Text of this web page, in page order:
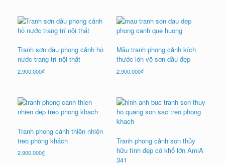
Tranh sơn dầu phong cảnh hồ
nước trang trí nội thất
2.900.000₫
Mẫu tranh phong cảnh kích
thước lớn vẽ sơn dầu đẹp
2.900.000₫
Tranh phong cảnh thiên nhiên
treo phòng khách
2.900.000₫
Tranh phong cảnh sơn thủy
hữu tình đẹp có khổ lớn AmiA
341